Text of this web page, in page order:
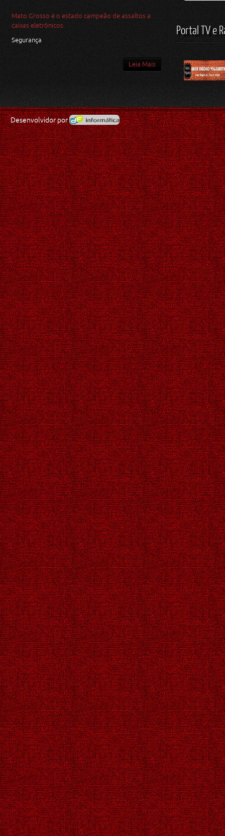
Mato Grosso é o estado campeão de assaltos a
caixas eletrônicos
Segurança
Leia Mais
Portal TV e
Desenvolvidor por